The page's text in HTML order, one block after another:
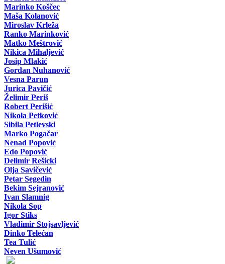
Marinko Koščec
Maša Kolanović
Miroslav Krleža
Ranko Marinković
Matko Meštrović
Nikica Mihaljević
Josip Mlakić
Gordan Nuhanović
Vesna Parun
Jurica Pavičić
Želimir Periš
Robert Perišić
Nikola Petković
Sibila Petlevski
Marko Pogačar
Nenad Popović
Edo Popović
Delimir Rešicki
Olja Savičević
Petar Segedin
Bekim Sejranović
Ivan Slamnig
Nikola Sop
Igor Stiks
Vladimir Stojsavljević
Dinko Telećan
Tea Tulić
Neven Ušumović